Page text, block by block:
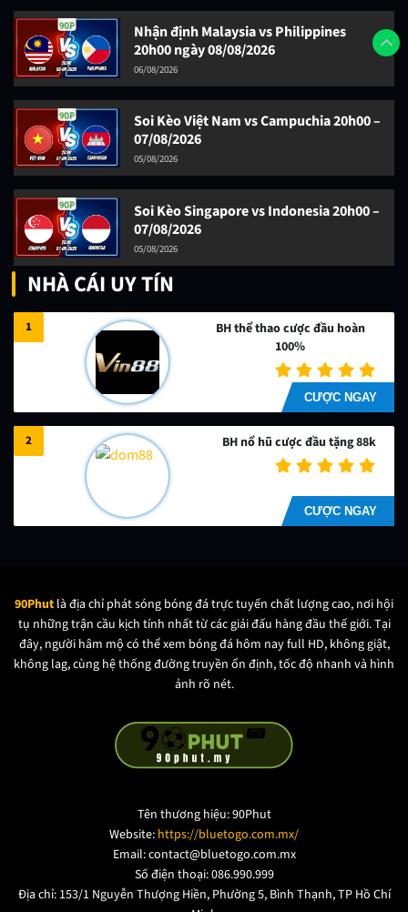
Nhận định Malaysia vs Philippines
20h00 ngày 08/08/2026
06/08/2026
Soi Kèo Việt Nam vs Campuchia 20h00 –
07/08/2026
05/08/2026
Soi Kèo Singapore vs Indonesia 20h00 –
07/08/2026
05/08/2026
NHÀ CÁI UY TÍN
1
BH thể thao cược đầu hoàn
100%
CƯỢC NGAY
2 BH nổ hũ cược đầu tặng 88k
CƯỢC NGAY
90Phut là địa chỉ phát sóng bóng đá trực tuyến chất lượng cao, nơi hội
tụ những trận cầu kịch tính nhất từ các giải đấu hàng đầu thế giới. Tại
đây, người hâm mộ có thể xem bóng đá hôm nay full HD, không giật,
không lag, cùng hệ thống đường truyền ổn định, tốc độ nhanh và hình
ảnh rõ nét.
Tên thương hiệu: 90Phut
Website: https://bluetogo.com.mx/
Email:contact@bluetogo.com.mx
Số điện thoại: 086.990.999
Địa chỉ: 153/1 Nguyễn Thượng Hiền, Phường 5, Bình Thạnh, TP Hồ Chí